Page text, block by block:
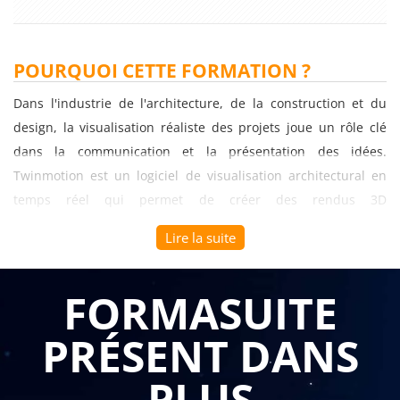
POURQUOI CETTE FORMATION ?
Dans l'industrie de l'architecture, de la construction et du
design, la visualisation réaliste des projets joue un rôle clé
dans la communication et la présentation des idées.
Twinmotion est un logiciel de visualisation architectural en
temps réel qui permet de créer des rendus 3D
époustouflants, des animations et des visites virtuelles
interactives. Si votre entreprise souhaite améliorer ses
compétences en matière de visualisation architecturale, la
formation sur le thème "Twinmotion Initiation" présente un
intérêt majeur.
La formation "Twinmotion Initiation" est spécialement conçue
pour permettre aux professionnels de se familiariser avec les
Lire la suite
FORMASUITE
PRÉSENT DANS